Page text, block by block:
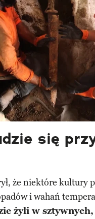
się
że niektóre kultury
i wahań
żyli w